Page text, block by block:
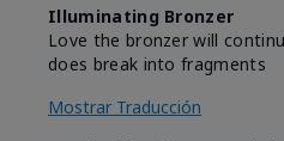
Illuminating Bronzer
Love the bronzer will
does break into fragments
Mostrar Traducción